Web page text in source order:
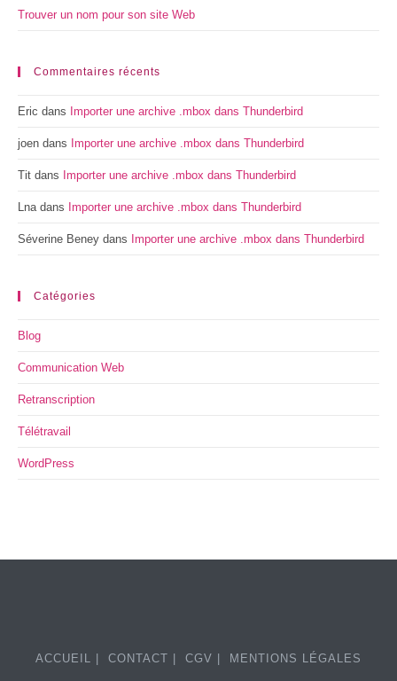
Trouver un nom pour son site Web
Commentaires récents
Eric dans Importer une archive .mbox dans Thunderbird
joen dans Importer une archive .mbox dans Thunderbird
Tit dans Importer une archive .mbox dans Thunderbird
Lnadans Importer une archive .mbox dans Thunderbird
Séverine Beney dans Importer une archive .mbox dans Thunderbird
Catégories
Blog
Communication Web
Retranscription
Télétravail
WordPress
ACCUEIL CONTACT CGV MENTIONS LÉGALES